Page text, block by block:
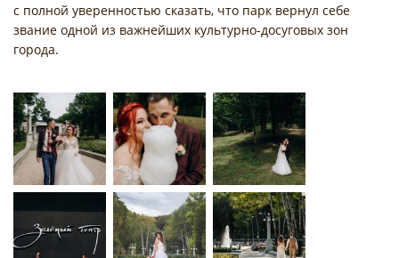
с полной уверенностью сказать, что парк вернул себе
звание одной из важнейших культурно-досуговых зон
города.